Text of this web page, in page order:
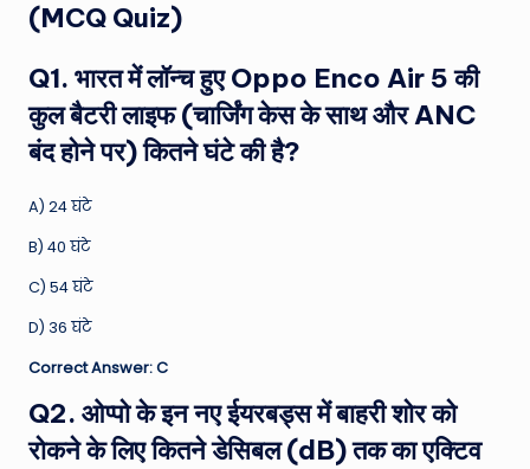
(MCQ Quiz)
Q1. भारत में लॉन्च हुए Oppo Enco Air 5 की
कुल बैटरी लाइफ (चार्जिंग केस के साथ और ANC
बंद होने पर) कितने घंटे की है?
A) 24 घंटे
B) 40 घंटे
C) 54 घंटे
D) 36 घंटे
Correct Answer: C
Q2. ओप्पो के इन नए ईयरबड्स में बाहरी शोर को
रोकने के लिए कितने डेसिबल (dB) तक का एक्टिव